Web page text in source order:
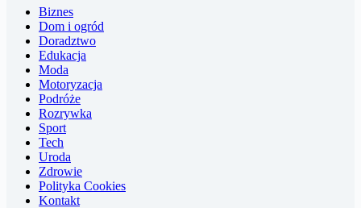
Biznes
Dom i ogród
Doradztwo
Edukacja
Moda
Motoryzacja
Podróże
Rozrywka
Sport
Tech
Uroda
Zdrowie
Polityka Cookies
Kontakt